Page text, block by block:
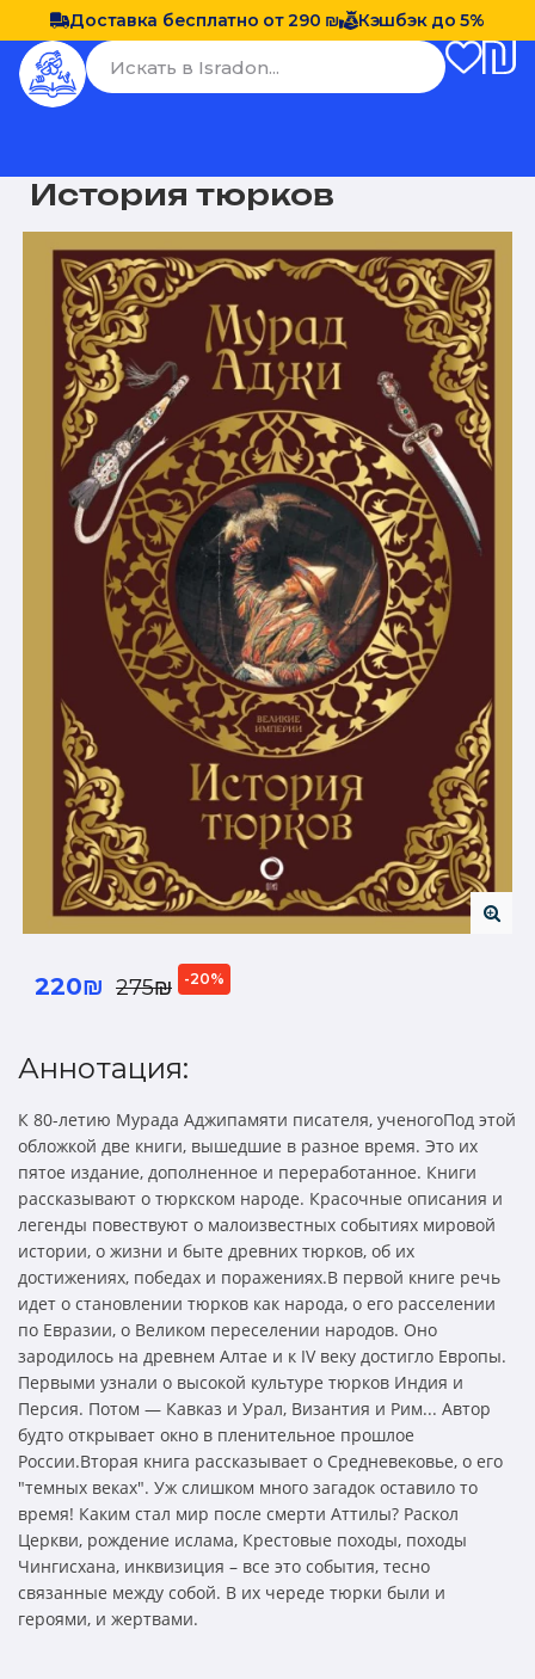
Доставка бесплатно от 290 ₪ Кэшбэк до 5%
История тюрков
220₪ 275₪ -20%
Аннотация:
К 80-летию Мурада Аджипамяти писателя, ученогоПод этой
обложкой две книги, вышедшие в разное время. Это их
пятое издание, дополненное и переработанное. Книги
рассказывают о тюркском народе. Красочные описания и
легенды повествуют о малоизвестных событиях мировой
истории, о жизни и быте древних тюрков, об их
достижениях, победах и поражениях.В первой книге речь
идет о становлении тюрков как народа, о его расселении
по Евразии, о Великом переселении народов. Оно
зародилось на древнем Алтае и к IV веку достигло Европы.
Первыми узнали о высокой культуре тюрков Индия и
Персия. Потом — Кавказ и Урал, Византия и Рим... Автор
будто открывает окно в пленительное прошлое
России.Вторая книга рассказывает о Средневековье, о его
"темных веках". Уж слишком много загадок оставило то
время! Каким стал мир после смерти Аттилы? Раскол
Церкви, рождение ислама, Крестовые походы, походы
Чингисхана, инквизиция – все это события, тесно
связанные между собой. В их череде тюрки были и
героями, и жертвами.